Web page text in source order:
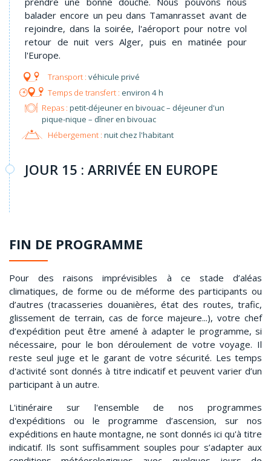
balader encore un peu dans Tamanrasset avant de
rejoindre, dans la soirée, l'aéroport pour notre vol
retour de nuit vers Alger, puis en matinée pour
l'Europe.
véhicule privé
environ 4 h
Repas : petit-déjeuner en bivouac – déjeuner d'un
pique-nique – dîner en bivouac
Hébergement : nuit chez l'habitant
JOUR 15 : ARRIVÉE EN EUROPE
FIN DE PROGRAMME
Pour des raisons imprévisibles à ce stade d’aléas
climatiques, de forme ou de méforme des participants ou
d’autres (tracasseries douanières, état des routes, trafic,
glissement de terrain, cas de force majeure...), votre chef
d’expédition peut être amené à adapter le programme, si
nécessaire, pour le bon déroulement de votre voyage. Il
reste seul juge et le garant de votre sécurité. Les temps
d'activité sont donnés à titre indicatif et peuvent varier d’un
participant à un autre.
L'itinéraire sur l'ensemble de nos programmes
d'expéditions ou le programme d’ascension, sur nos
expéditions en haute montagne, ne sont donnés ici qu'à titre
indicatif. Ils sont suffisamment souples pour s’adapter aux